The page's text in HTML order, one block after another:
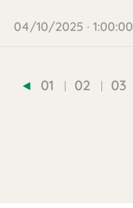
04/10/2025 · 1:00:00
01 02 03